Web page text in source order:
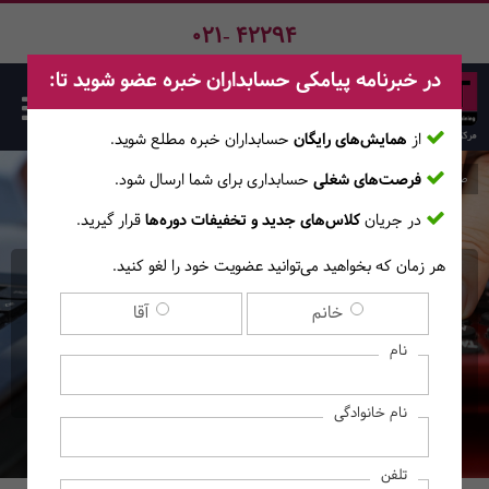
021- 42294
دوره حضوری - آنلاین
مدیریت مالی برای مدیران
غیرمالی
صفحه اصلی دوره‌ها
در خبرنامه پیامکی حسابداران خبره عضو شوید تا:
از همایش‌های رایگان حسابداران خبره مطلع ‎شوید.
فرصت‌های شغلی حسابداری برای شما ارسال شود.
در جریانکلاس‌های جدید و تخفیفات دوره‌هاقرار گیرید.
هر زمان که بخواهید می‌توانید عضویت خود را لغو کنید.
خانم آقا
نام
نام خانوادگی
تلفن